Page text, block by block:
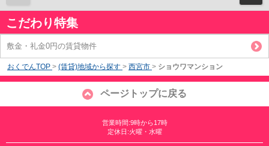
こだわり特集
敷金・礼金0円の賃貸物件
おくでんTOP > (賃貸)地域から探す > 西宮市 > ショウワマンション
ページトップに戻る
営業時間:9時から17時
定休日:火曜・水曜